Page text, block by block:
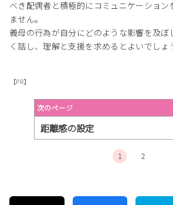
べき配偶者と積極的にコミュニケーション
ません。
義母の行為が自分にどのような影響を及ぼ
く話し、理解と支援を求めるとよいでしょ
【PR】
次のページ
距離感の設定
1 2